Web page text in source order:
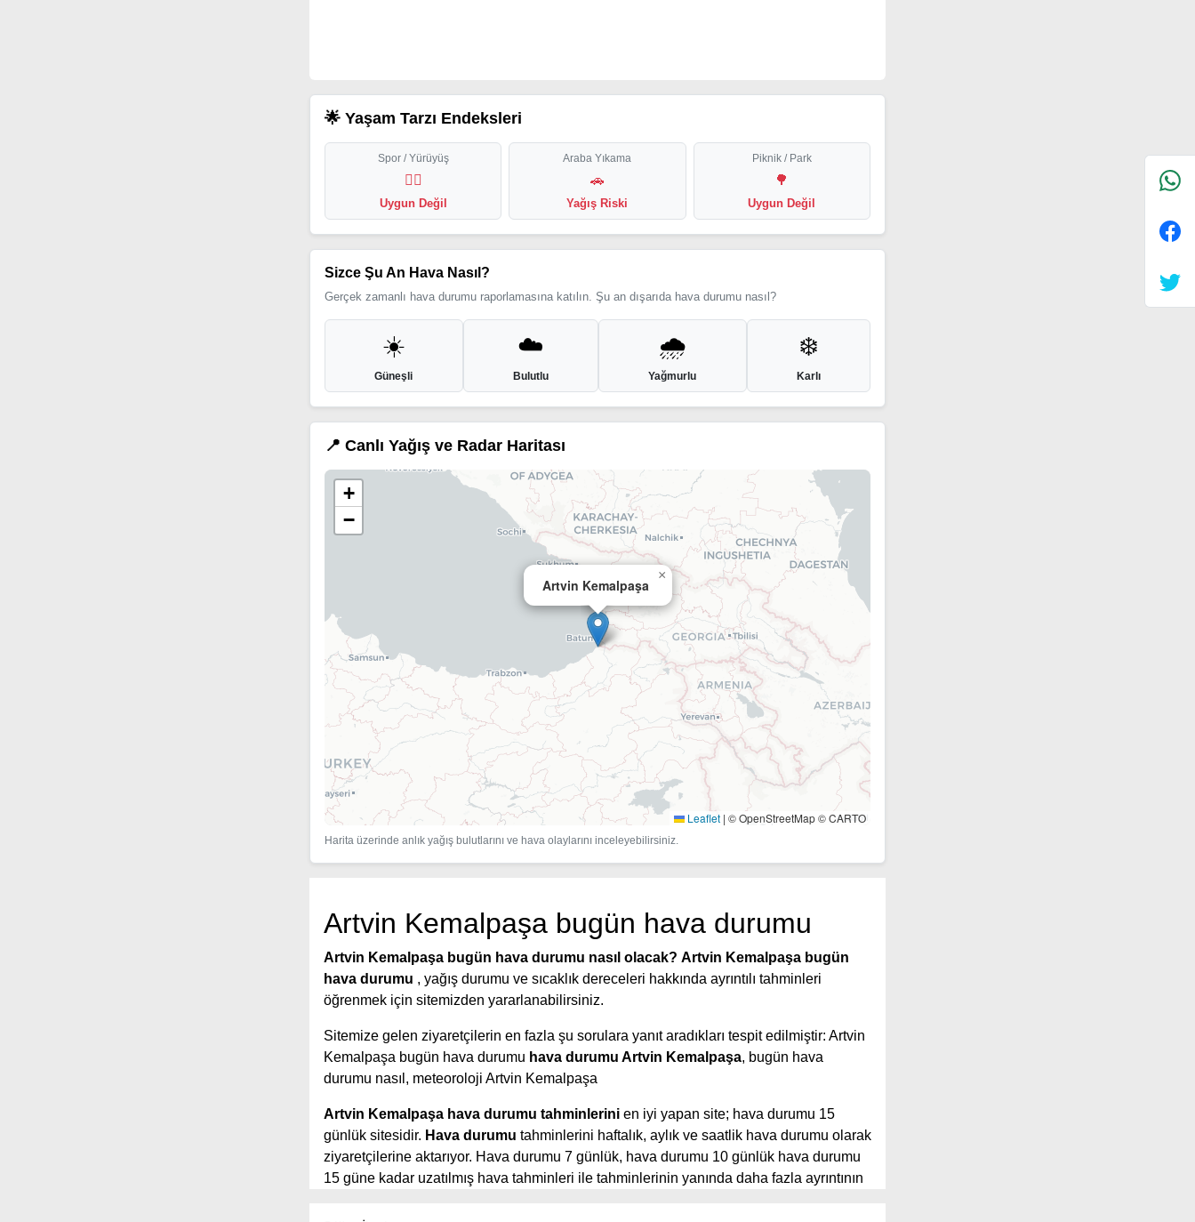
🌟 Yaşam Tarzı Endeksleri
Spor / Yürüyüş
🏃‍♂️
Uygun Değil
Araba Yıkama
🚗
Yağış Riski
Piknik / Park
🌳
Uygun Değil
Sizce Şu An Hava Nasıl?
Gerçek zamanlı hava durumu raporlamasına katılın. Şu an dışarıda hava durumu nasıl?
☀️
Güneşli
☁️
Bulutlu
🌧️
Yağmurlu
❄️
Karlı
📍 Canlı Yağış ve Radar Haritası
Artvin Kemalpaşa
×
+
−
Leaflet | © OpenStreetMap © CARTO
Harita üzerinde anlık yağış bulutlarını ve hava olaylarını inceleyebilirsiniz.
Artvin Kemalpaşa bugün hava durumu
Artvin Kemalpaşa bugün hava durumu nasıl olacak? Artvin Kemalpaşa bugün
hava durumu , yağış durumu ve sıcaklık dereceleri hakkında ayrıntılı tahminleri
öğrenmek için sitemizden yararlanabilirsiniz.
Sitemize gelen ziyaretçilerin en fazla şu sorulara yanıt aradıkları tespit edilmiştir: Artvin
Kemalpaşa bugün hava durumu hava durumu Artvin Kemalpaşa, bugün hava
durumu nasıl, meteoroloji Artvin Kemalpaşa
Artvin Kemalpaşa hava durumu tahminlerini en iyi yapan site; hava durumu 15
günlük sitesidir. Hava durumu tahminlerini haftalık, aylık ve saatlik hava durumu olarak
ziyaretçilerine aktarıyor. Hava durumu 7 günlük, hava durumu 10 günlük hava durumu
15 güne kadar uzatılmış hava tahminleri ile tahminlerinin yanında daha fazla ayrıntının